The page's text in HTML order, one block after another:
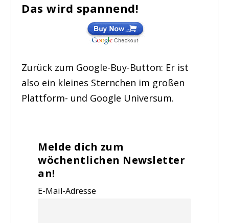
Das wird spannend!
Zurück zum Google-Buy-Button: Er ist
also ein kleines Sternchen im großen
Plattform- und Google Universum.
Melde dich zum
wöchentlichen Newsletter
an!
E-Mail-Adresse